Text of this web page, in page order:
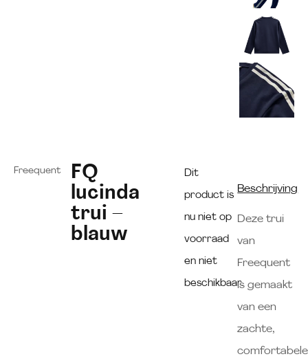
Freequent
FQ
lucinda
trui –
blauw
Dit
product is
nu niet op
voorraad
en niet
beschikbaar.
Beschrijving
Deze trui
van
Freequent
is gemaakt
van een
zachte,
comfortabele